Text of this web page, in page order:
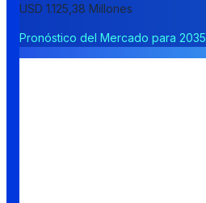
USD 1.125,38 Millones
Pronóstico del Mercado para 2035